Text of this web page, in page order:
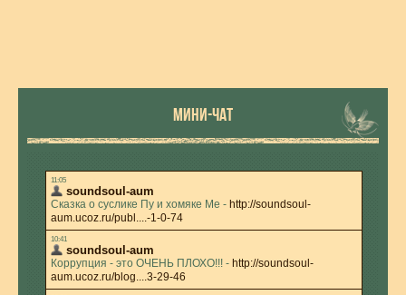
МИНИ-ЧАТ